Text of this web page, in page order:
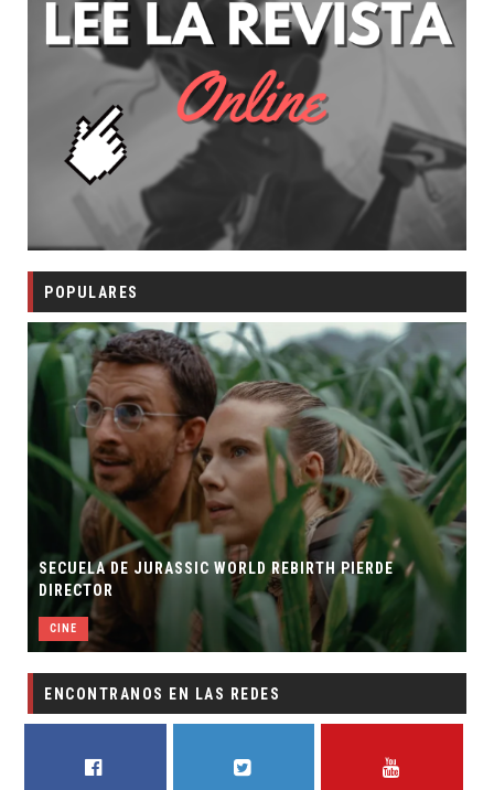
POPULARES
SECUELA DE JURASSIC WORLD REBIRTH PIERDE
DIRECTOR
CINE
ENCONTRANOS EN LAS REDES